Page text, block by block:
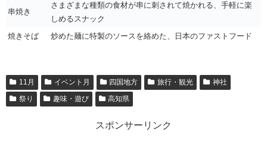
串焼き
さまざまな種類の食材が串に刺されて焼かれる、手軽に楽
しめるスナック
焼きそば
炒めた麺に特製のソースを絡めた、日本のファストフード
11月 イベント月 四国地方 旅行・観光
神社
祭り
趣味・遊び 高知県
スポンサーリンク